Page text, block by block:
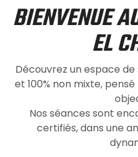
BIENVENUE
EL
Découvrez un espace
et 100% non mixte,
Nos séances sont
certifiés, dans une